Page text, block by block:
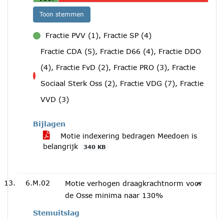
Toon stemmen
Fractie PVV (1), Fractie SP (4)
tegen
Fractie CDA (5), Fractie D66 (4), Fractie DDO
(4), Fractie FvD (2), Fractie PRO (3), Fractie
Sociaal Sterk Oss (2), Fractie VDG (7), Fractie
VVD (3)
Bijlagen
Motie indexering bedragen Meedoen is
belangrijk
340 KB
6.M.02
Motie verhogen draagkrachtnorm voor
de Osse minima naar 130%
Stemuitslag